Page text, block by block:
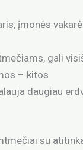
įmonės
gali
– kitos
daugiau
su